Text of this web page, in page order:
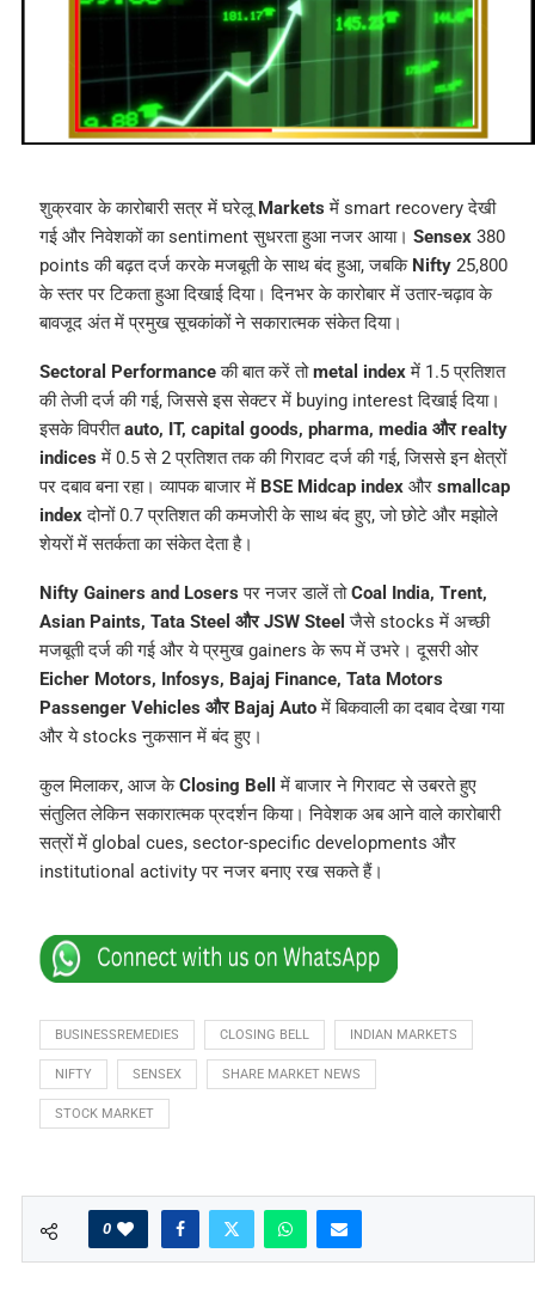
शुक्रवार के कारोबारी सत्र में घरेलू Markets में smart recovery देखी
गई और निवेशकों का sentiment सुधरता हुआ नजर आया। Sensex380
points की बढ़त दर्ज करके मजबूती के साथ बंद हुआ, जबकि Nifty25,800
के स्तर पर टिकता हुआ दिखाई दिया। दिनभर के कारोबार में उतार-चढ़ाव के
बावजूद अंत में प्रमुख सूचकांकों ने सकारात्मक संकेत दिया।
Sectoral Performanceकी बात करें तोmetal indexमें 1.5 प्रतिशत
की तेजी दर्ज की गई, जिससे इस सेक्टर में buying interest दिखाई दिया।
इसके विपरीतauto, IT, capital goods, pharma, media और realty
indices में 0.5 से 2 प्रतिशत तक की गिरावट दर्ज की गई, जिससे इन क्षेत्रों
पर दबाव बना रहा। व्यापक बाजार में BSE Midcap indexऔर smallcap
indexदोनों 0.7 प्रतिशत की कमजोरी के साथ बंद हुए, जो छोटे और मझोले
शेयरों में सतर्कता का संकेत देता है।
Nifty Gainers and Losers पर नजर डालें तोCoal India, Trent,
Asian Paints, Tata Steel और JSW Steel जैसे stocks में अच्छी
मजबूती दर्ज की गई और ये प्रमुख gainers के रूप में उभरे। दूसरी ओर
Eicher Motors, Infosys, Bajaj Finance, Tata Motors
Passenger Vehicles और Bajaj Autoमें बिकवाली का दबाव देखा गया
और ये stocks नुकसान में बंद हुए।
कुल मिलाकर, आज केClosing Bell
में बाजार ने गिरावट से उबरते हुए
संतुलित लेकिन सकारात्मक प्रदर्शन किया। निवेशक अब आने वाले कारोबारी
सत्रों में global cues, sector-specific developments और
institutional activity पर नजर बनाए रख सकते हैं।
BUSINESSREMEDIES CLOSING BELL INDIAN MARKETS
NIFTY SENSEX SHARE MARKET NEWS
STOCK MARKET
0